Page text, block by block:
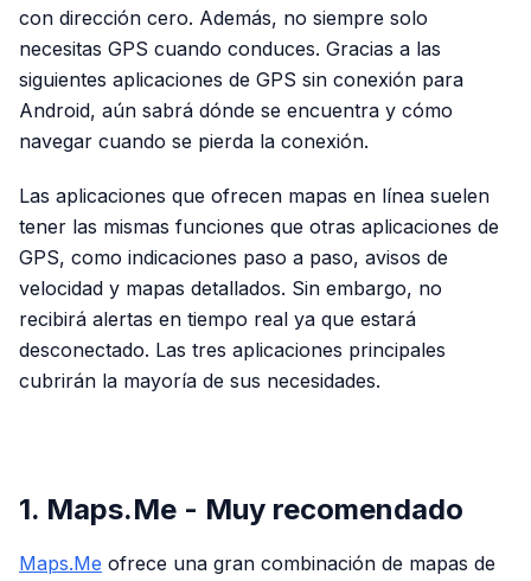
con dirección cero. Además, no siempre solo
necesitas GPS cuando conduces. Gracias a las
siguientes aplicaciones de GPS sin conexión para
Android, aún sabrá dónde se encuentra y cómo
navegar cuando se pierda la conexión.
Las aplicaciones que ofrecen mapas en línea suelen
tener las mismas funciones que otras aplicaciones de
GPS, como indicaciones paso a paso, avisos de
velocidad y mapas detallados. Sin embargo, no
recibirá alertas en tiempo real ya que estará
desconectado. Las tres aplicaciones principales
cubrirán la mayoría de sus necesidades.
1. Maps.Me - Muy recomendado
Maps.Me ofrece una gran combinación de mapas de